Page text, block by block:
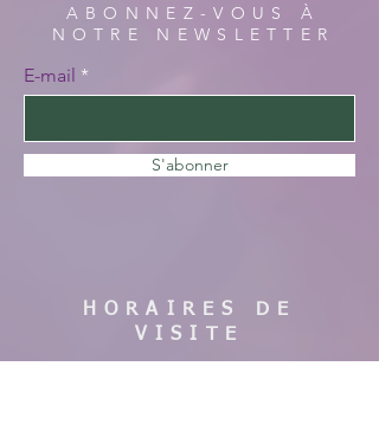
ABONNEZ-VOUS À
NOTRE NEWSLETTER
E-mail
S'abonner
HORAIRES DE
VISITE